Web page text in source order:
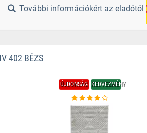
További információkért az eladótól
402 BÉZS
ÚJDONSÁG KEDVEZMÉNY